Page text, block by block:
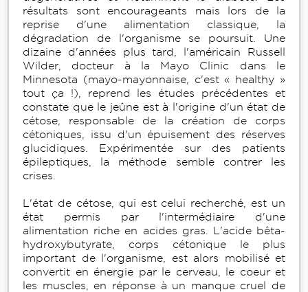
résultats sont encourageants mais lors de la
reprise d'une alimentation classique, la
dégradation de l'organisme se poursuit. Une
dizaine d'années plus tard, l'américain Russell
Wilder, docteur à la Mayo Clinic dans le
Minnesota (mayo-mayonnaise, c'est « healthy »
tout ça !), reprend les études précédentes et
constate que le jeûne est à l'origine d'un état de
cétose, responsable de la création de corps
cétoniques, issu d'un épuisement des réserves
glucidiques. Expérimentée sur des patients
épileptiques, la méthode semble contrer les
crises.
L'état de cétose, qui est celui recherché, est un
état permis par l'intermédiaire d'une
alimentation riche en acides gras. L'acide bêta-
hydroxybutyrate, corps cétonique le plus
important de l'organisme, est alors mobilisé et
convertit en énergie par le cerveau, le coeur et
les muscles, en réponse à un manque cruel de